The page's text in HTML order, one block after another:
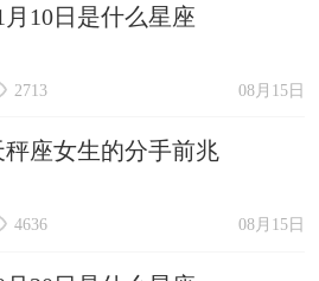
月10日是什么星座
08月15日
2713
秤座女生的分手前兆
08月15日
4636